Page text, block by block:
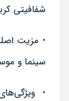
شفافیتی
• مزیت
سینما و
•